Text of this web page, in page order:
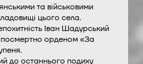
та військовими
цього села.
Іван Шадурський
орденом «За
до останнього подиху